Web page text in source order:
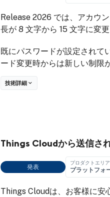
Release 2026 では、アカウ
長が 8 文字から 15 文字に変更
既にパスワードが設定されて
ード変更時からは新しい制限
技術詳細
Things Cloudから送信さ
発表
プロダクトエリア
プラットフォ
Things Cloudは、お客様に安